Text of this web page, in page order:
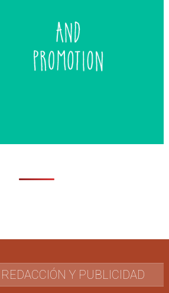
Y PUBLICIDAD